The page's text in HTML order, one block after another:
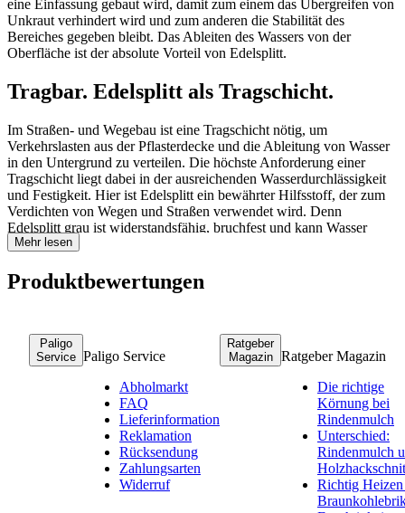
eine Einfassung gebaut wird, damit zum einem das Übergreifen von
Unkraut verhindert wird und zum anderen die Stabilität des
Bereiches gegeben bleibt. Das Ableiten des Wassers von der
Oberfläche ist der absolute Vorteil von Edelsplitt.
Tragbar. Edelsplitt als Tragschicht.
Im Straßen- und Wegebau ist eine Tragschicht nötig, um
Verkehrslasten aus der Pflasterdecke und die Ableitung von Wasser
in den Untergrund zu verteilen. Die höchste Anforderung einer
Tragschicht liegt dabei in der ausreichenden Wasserdurchlässigkeit
und Festigkeit. Hier ist Edelsplitt ein bewährter Hilfsstoff, der zum
Verdichten von Wegen und Straßen verwendet wird. Denn
Edelsplitt grau ist widerstandsfähig, bruchfest und kann Wasser
ableiten. Ob man den feinen Edelsplitt nun zum Einkehren in ein
natürlich dem Geschmack überlassen.
Granit ist ein natürliches Gestein, welches in Steinbrüchen abgebaut
wird. Die Felsbrocken werden in der Weiterverarbeitung gebrochen
und in die gewünschte Körnungen ausgesiebt. Der Granitsplitt Grau
hat eine Körnung von 2 bis 5 Millimeter. Die Messung bei Schüttgut
erfolgt technisch und gibt immer den Wert der schmalsten Stelle an.
Wie viel Edelsplitt brauche ich?
In unserem Mengenrechner können Sie sich die benötigte Menge
Mehr lesen
Produktbewertungen
Paligo
Service Paligo Service
Abholmarkt
FAQ
Lieferinformation
Reklamation
Rücksendung
Zahlungsarten
Widerruf
Ratgeber
Magazin
Ratgeber Magazin
Die richtige
Körnung bei
Rindenmulch
Unterschied:
Rindenmulch
Richtig